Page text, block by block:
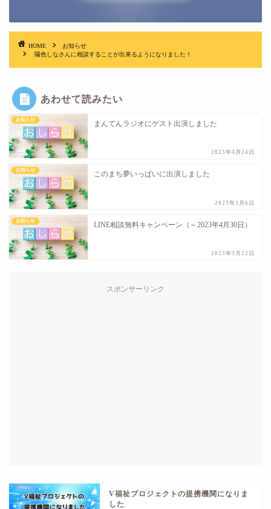
HOME
お知らせ
陽色しなさんに相談することが出来るようになりました！
あわせて読みたい
お知らせ まんてんラジオにゲスト出演しました
2023年4月24日
お知らせ このまち夢いっぱいに出演しました
2023年3月6日
お知らせ LINE相談無料キャンペーン（～2023年4月30日）
2023年3月22日
スポンサーリンク
V福祉プロジェクトの提携機関になりま
した